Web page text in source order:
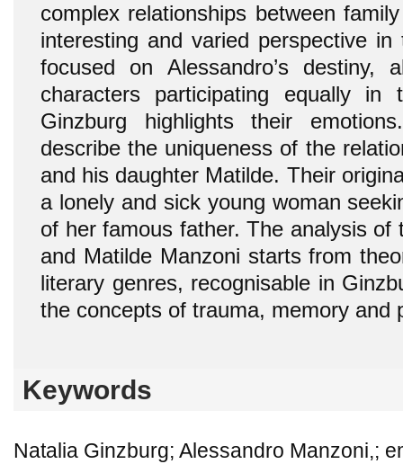
complex relationships between
interesting and varied perspective
focused on Alessandro’s destiny,
characters participating equally
Ginzburg highlights their
describe the uniqueness of the
and his daughter Matilde. Their
a lonely and sick young woman
of her famous father. The analysis of
and Matilde Manzoni starts from
literary genres, recognisable in
the concepts of trauma, memory and
Keywords
Natalia Ginzburg; Alessandro Manzoni,;